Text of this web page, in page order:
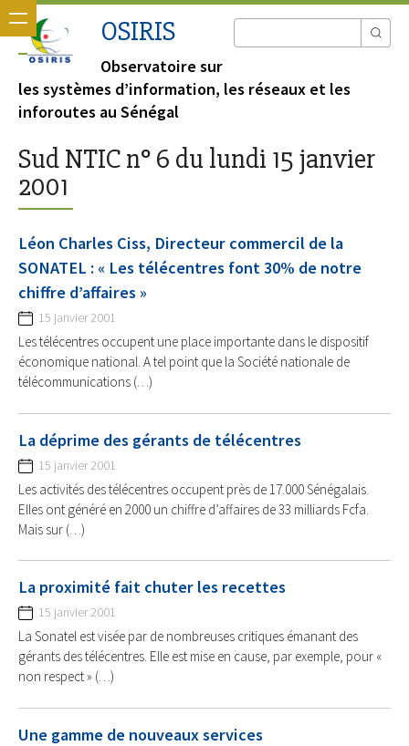
OSIRIS
Observatoire sur
les systèmes d’information, les réseaux et les
inforoutes au Sénégal
Sud NTIC n° 6 du lundi 15 janvier
2001
Léon Charles Ciss, Directeur commercil de la
SONATEL : « Les télécentres font 30% de notre
chiffre d’affaires »
15 janvier 2001
Les télécentres occupent une place importante dans le dispositif
économique national. A tel point que la Société nationale de
télécommunications (…)
La déprime des gérants de télécentres
15 janvier 2001
Les activités des télécentres occupent près de 17.000 Sénégalais.
Elles ont généré en 2000 un chiffre d’affaires de 33 milliards Fcfa.
Mais sur (…)
La proximité fait chuter les recettes
15 janvier 2001
La Sonatel est visée par de nombreuses critiques émanant des
gérants des télécentres. Elle est mise en cause, par exemple, pour «
non respect » (…)
Une gamme de nouveaux services